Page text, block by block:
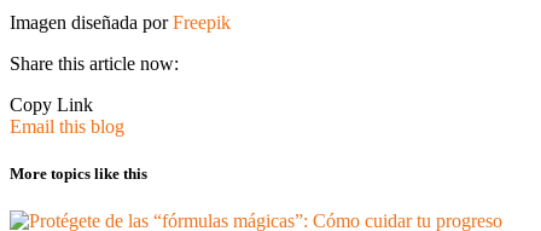
Imagen diseñada porFreepik
Share this article now:
Copy Link
Email this blog
More topics like this